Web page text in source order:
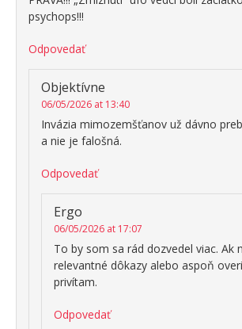
psychops!!!
Odpovedať
Objektívne
06/05/2026 at 13:40
Invázia mimozemšťanov už dávno
a nie je falošná.
Odpovedať
Ergo
06/05/2026 at 17:07
To by som sa rád dozvedel viac. Ak
relevantné dôkazy alebo aspoň
privítam.
Odpovedať